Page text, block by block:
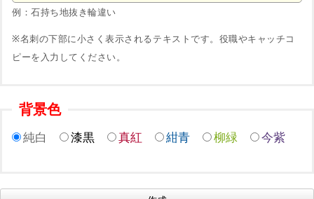
例：石持ち地抜き輪違い
※名刺の下部に小さく表示されるテキストです。役職やキャッチコ
ピーを入力してください。
背景色
純白 漆黒 真紅 紺青 柳緑 今紫